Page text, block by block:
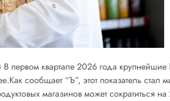
первом квартале 2026 года
сообщает “Ъ”, этот показатель стал
магазинов может сократиться